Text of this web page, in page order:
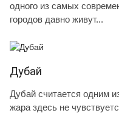
одного из самых
городов давно живут...
Дубай
Дубай считается одним
жара здесь не